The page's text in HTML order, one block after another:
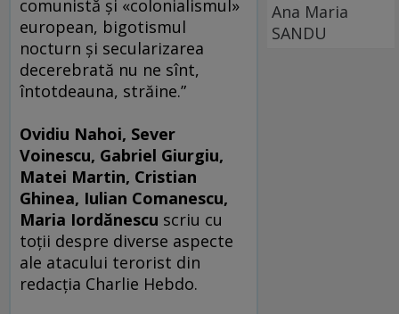
comunistă şi «colonialismul»
european, bigotismul
nocturn şi secularizarea
decerebrată nu ne sînt,
întotdeauna, străine.”
Ovidiu Nahoi, Sever
Voinescu, Gabriel Giurgiu,
Matei Martin, Cristian
Ghinea, Iulian Comanescu,
Maria Iordănescu scriu cu
toţii despre diverse aspecte
ale atacului terorist din
redacţia Charlie Hebdo.
Ana Maria
SANDU